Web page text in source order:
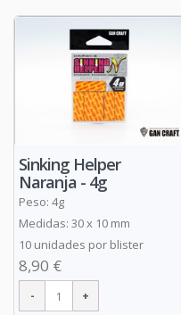
Sinking Helper
Naranja - 4g
Peso: 4g
Medidas: 30 x 10 mm
10 unidades por blister
8,90 €